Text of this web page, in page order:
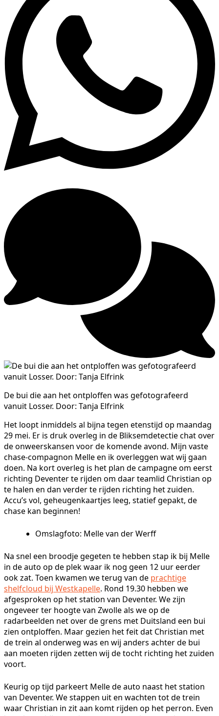
De bui die aan het ontploffen was gefotografeerd
vanuit Losser. Door: Tanja Elfrink
Het loopt inmiddels al bijna tegen etenstijd op maandag
29 mei. Er is druk overleg in de Bliksemdetectie chat over
de onweerskansen voor de komende avond. Mijn vaste
chase-compagnon Melle en ik overleggen wat wij gaan
doen. Na kort overleg is het plan de campagne om eerst
richting Deventer te rijden om daar teamlid Christian op
te halen en dan verder te rijden richting het zuiden.
Accu’s vol, geheugenkaartjes leeg, statief gepakt, de
chase kan beginnen!
Omslagfoto: Melle van der Werff
Na snel een broodje gegeten te hebben stap ik bij Melle
in de auto op de plek waar ik nog geen 12 uur eerder
ook zat. Toen kwamen we terug van de prachtige
shelfcloud bij Westkapelle. Rond 19.30 hebben we
afgesproken op het station van Deventer. We zijn
ongeveer ter hoogte van Zwolle als we op de
radarbeelden net over de grens met Duitsland een bui
zien ontploffen. Maar gezien het feit dat Christian met
de trein al onderweg was en wij anders achter de bui
aan moeten rijden zetten wij de tocht richting het zuiden
voort.
Keurig op tijd parkeert Melle de auto naast het station
van Deventer. We stappen uit en wachten tot de trein
waar Christian in zit aan komt rijden op het perron. Even